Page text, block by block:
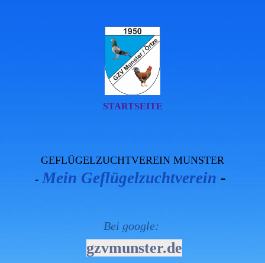
STARTSEITE
GEFLÜGELZUCHTVEREIN MUNSTER
- Mein Geflügelzuchtverein -
Bei google:
gzvmunster.de